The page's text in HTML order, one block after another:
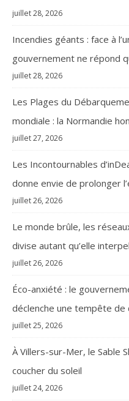
juillet 28, 2026
Incendies géants : face à
gouvernement ne répond
juillet 28, 2026
Les Plages du
mondiale : la Normandie
juillet 27, 2026
Les Incontournables
donne envie de prolonger
juillet 26, 2026
Le monde brûle, les
divise autant qu’elle
juillet 26, 2026
Éco-anxiété : le
déclenche une tempête de
juillet 25, 2026
À Villers-sur-Mer, le Sable
coucher du soleil
juillet 24, 2026